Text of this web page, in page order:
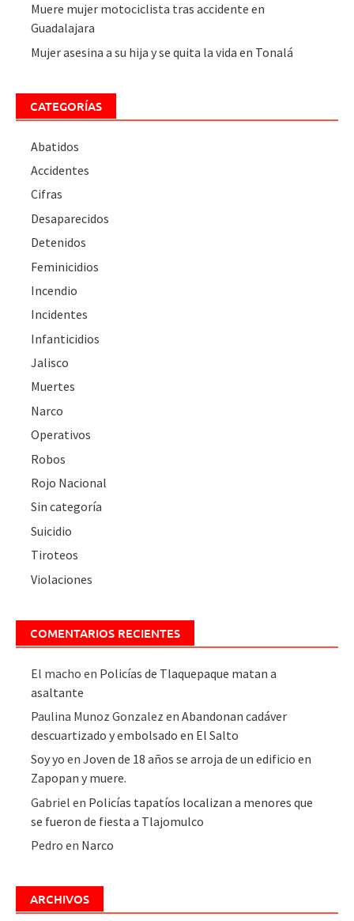
Muere mujer motociclista tras accidente en
Guadalajara
Mujer asesina a su hija y se quita la vida en Tonalá
CATEGORÍAS
Abatidos
Accidentes
Cifras
Desaparecidos
Detenidos
Feminicidios
Incendio
Incidentes
Infanticidios
Jalisco
Muertes
Narco
Operativos
Robos
Rojo Nacional
Sin categoría
Suicidio
Tiroteos
Violaciones
COMENTARIOS RECIENTES
El macho en Policías de Tlaquepaque matan a
asaltante
Paulina Munoz Gonzalez enAbandonan cadáver
descuartizado y embolsado en El Salto
Soy yo enJoven de 18 años se arroja de un edificio en
Zapopan y muere.
Gabriel en Policías tapatíos localizan a menores que
se fueron de fiesta a Tlajomulco
Pedro en Narco
ARCHIVOS